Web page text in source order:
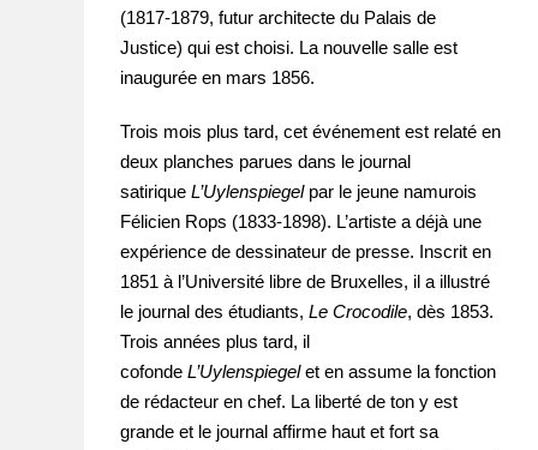
(1817-1879, futur architecte du Palais de
Justice) qui est choisi. La nouvelle salle est
inaugurée en mars 1856.
Trois mois plus tard, cet événement est relaté en
deux planches parues dans le journal
satirique L’Uylenspiegelpar le jeune namurois
Félicien Rops (1833-1898). L’artiste a déjà une
expérience de dessinateur de presse. Inscrit en
1851 à l’Université libre de Bruxelles, il a illustré
le journal des étudiants, Le Crocodile, dès 1853.
Trois années plus tard, il
cofonde L’Uylenspiegel et en assume la fonction
de rédacteur en chef. La liberté de ton y est
grande et le journal affirme haut et fort sa